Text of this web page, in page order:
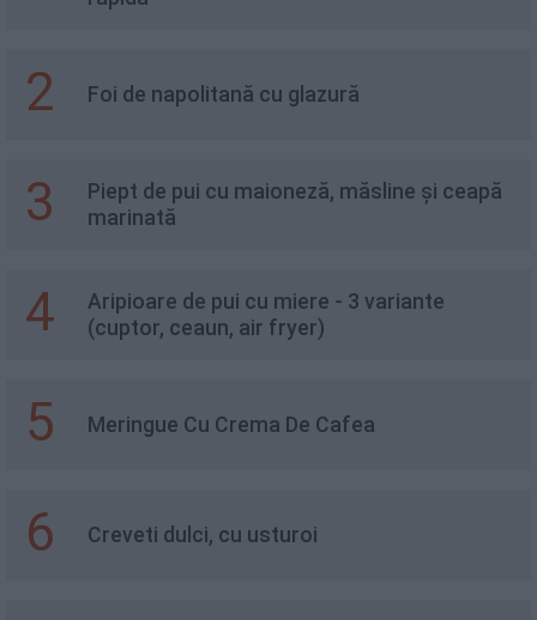
2 Foi de napolitană cu glazură
3
Piept de pui cu maioneză, măsline și ceapă
marinată
4
Aripioare de pui cu miere - 3 variante
(cuptor, ceaun, air fryer)
5 Meringue Cu Crema De Cafea
6 Creveti dulci, cu usturoi